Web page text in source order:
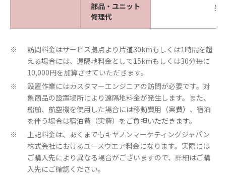
部品・ユニット
修理代
実
※
訪問料金はサービス拠点より片道30kmもしくは1時間を超
える場合には、遠隔地料金として15kmもしくは30分毎に
10,000円を加算させていただきます。
※
設置作業にはカスタマーエンジニアの訪問が必要です。対
象商品の設置場所により遠隔地料金が発生します。また、
船舶、航空機を使用した場合には移動費用（実費）、宿泊
を伴う場合は宿泊費（実費）をご負担いただきます。
※
上記料金は、あくまでもキヤノンマーケティングジャパン
株式会社におけるユースウエア料金になります。実際には
ご購入先により異なる場合がございますので、詳細はご購
入先にご確認ください。